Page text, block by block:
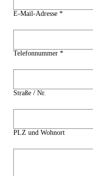
E-Mail-Adresse *
Telefonnummer *
Straße / Nr.
PLZ und Wohnort